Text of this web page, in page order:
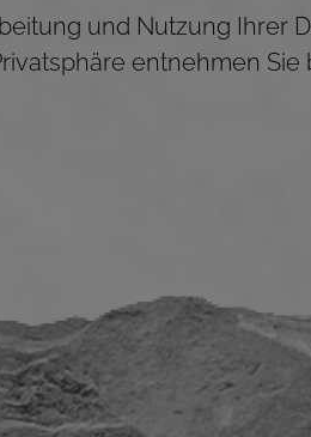
und Nutzung Ihrer
entnehmen Sie